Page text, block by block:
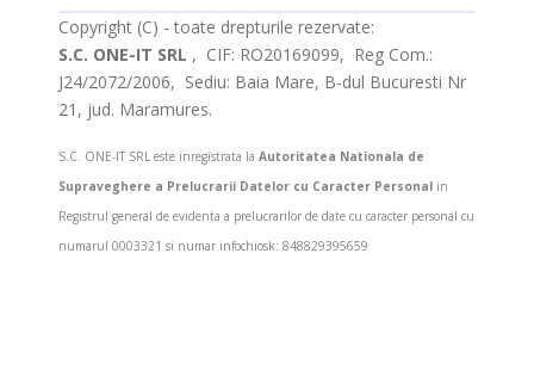
Copyright (C) - toate drepturile rezervate:
S.C. ONE-IT SRL , CIF: RO20169099, Reg Com.:
J24/2072/2006, Sediu: Baia Mare, B-dul Bucuresti Nr
21, jud. Maramures.
S.C. ONE-IT SRL este inregistrata la Autoritatea Nationala de
Supraveghere a Prelucrarii Datelor cu Caracter Personal in
Registrul general de evidenta a prelucrarilor de date cu caracter personal cu
numarul 0003321 si numar infochiosk: 848829395659